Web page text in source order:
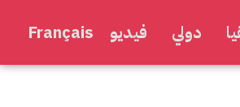
دولي فيديو Français